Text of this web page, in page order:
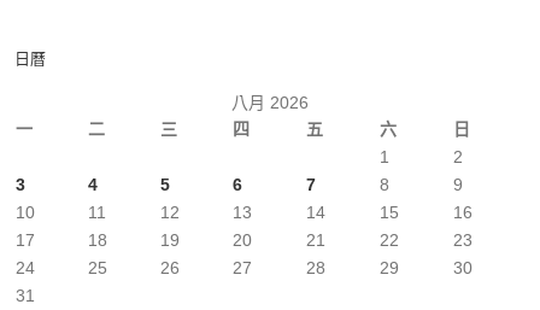
日曆
八月 2026
一
二 三 四 五 六 日
1
2
3
4 5 6 7 8
9
10
11 12 13 14 15
16
17
18 19 20 21 22
23
24
25 26 27 28 29
30
31